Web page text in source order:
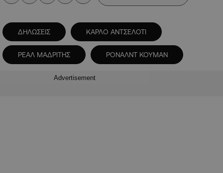
ΔΗΛΩΣΕΙΣ ΚΑΡΛΟ ΑΝΤΣΕΛΟΤΙ
ΡΕΑΛ ΜΑΔΡΙΤΗΣ ΡΟΝΑΛΝΤ ΚΟΥΜΑΝ
Advertisement